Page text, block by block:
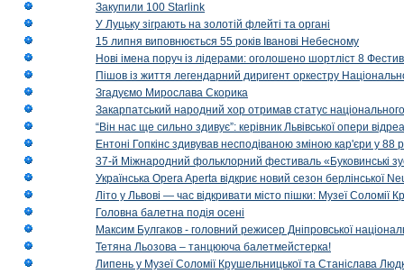
Закупили 100 Starlink
У Луцьку зіграють на золотій флейті та органі
15 липня виповнюється 55 років Іванові Небесному
Нові імена поруч із лідерами: оголошено шортліст 8
Пішов із життя легендарний диригент оркестру
Згадуємо Мирослава Скорика
Закарпатський народний хор отримав статус національного
“Він нас ще сильно здивує”: керівник Львівської опери
Ентоні Гопкінс здивував несподіваною зміною кар'єри у 88
37-й Міжнародний фольклорний фестиваль «Буковинські
Українська Opera Aperta відкриє новий сезон берлінської
Літо у Львові — час відкривати місто пішки: Музеї Соломії
Головна балетна подія осені
Максим Булгаков - головний режисер Дніпровської
Тетяна Льозова – танцююча балетмейстерка!
Липень у Музеї Соломії Крушельницької та Станіслава